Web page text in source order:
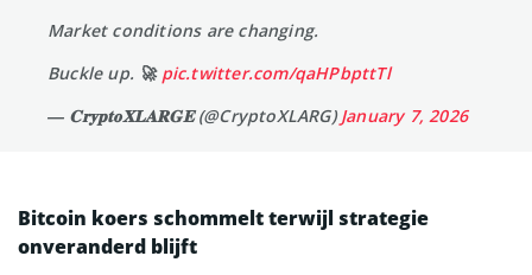
Market conditions are changing.
Buckle up. 🚀 pic.twitter.com/qaHPbpttTl
— 𝐂𝐫𝐲𝐩𝐭𝐨𝐗𝐋𝐀𝐑𝐆𝐄 (@CryptoXLARG)January 7, 2026
Bitcoin koers schommelt terwijl strategie
onveranderd blijft